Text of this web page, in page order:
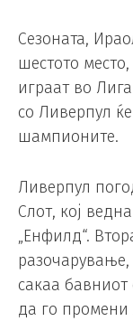
Сезоната,
шестото
играат во
со Ливерпул
шампионите.
Ливерпул
Слот, кој
„Енфилд“.
сакаа
да го